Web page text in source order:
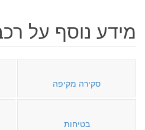
מידע נוסף על
סקירה מקיפה
בטיחות